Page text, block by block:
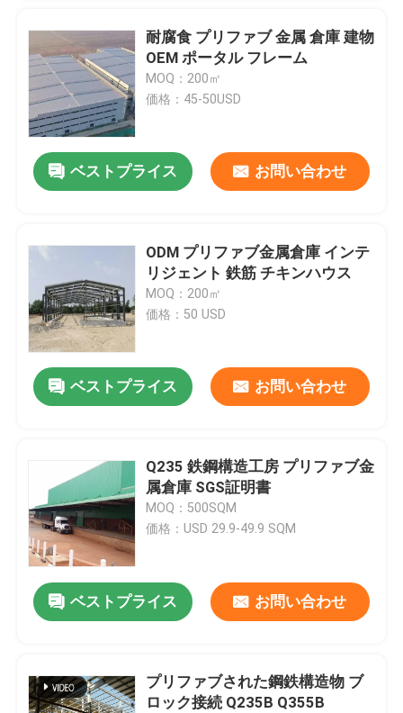
耐腐食 プリファブ 金属 倉庫 建物
OEM ポータル フレーム
MOQ：200㎡
価格：45-50USD
ベストプライス お問い合わせ
ODM プリファブ金属倉庫 インテ
リジェント 鉄筋 チキンハウス
MOQ：200㎡
価格：50 USD
ベストプライス お問い合わせ
Q235 鉄鋼構造工房 プリファブ金
属倉庫 SGS証明書
MOQ：500SQM
価格：USD 29.9-49.9 SQM
ベストプライス お問い合わせ
プリファブされた鋼鉄構造物 ブ
ロック接続 Q235B Q355B